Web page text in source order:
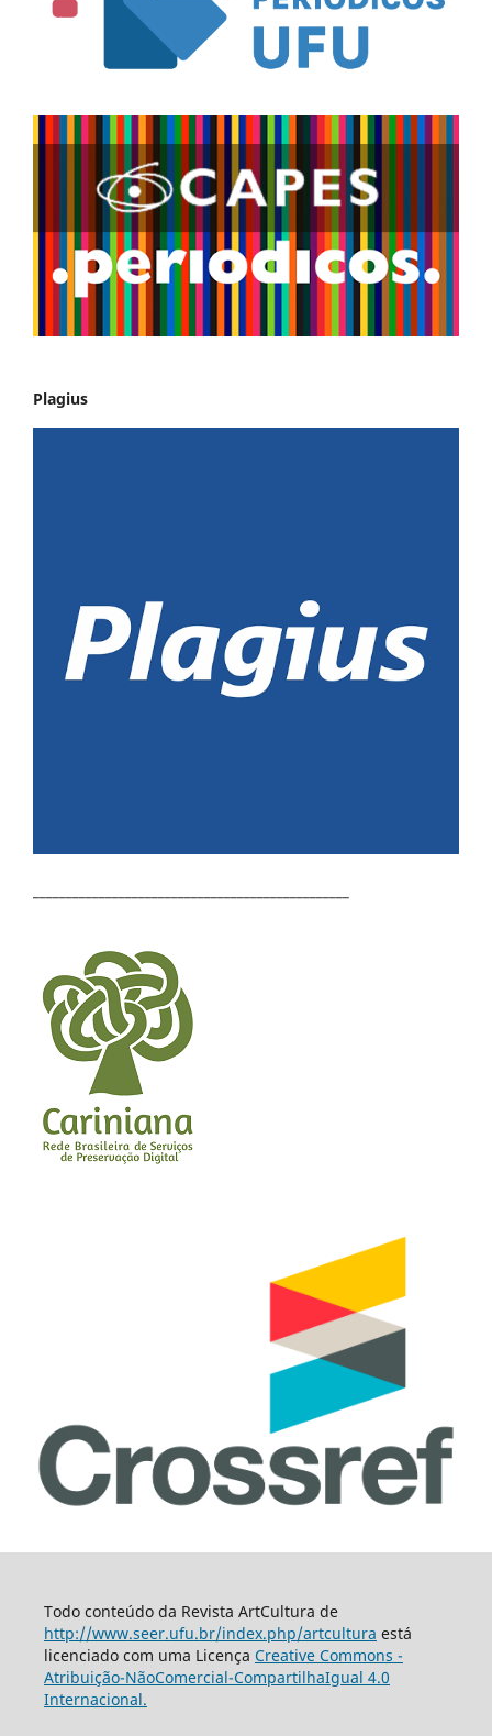
Plagius
Todo conteúdo da Revista ArtCultura de
http://www.seer.ufu.br/index.php/artcultura está
licenciado com uma Licença Creative Commons -
Atribuição-NãoComercial-CompartilhaIgual 4.0
Internacional.